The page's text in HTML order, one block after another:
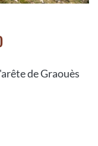
de Graouès